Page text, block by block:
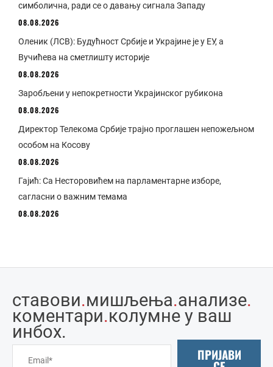
симболична, ради се о давању сигнала Западу
08.08.2026
Оленик (ЛСВ): Будућност Србије и Украјине је у ЕУ, а
Вучићева на сметлишту историје
08.08.2026
Заробљени у непокретности Украјинског рубикона
08.08.2026
Директор Телекома Србије трајно проглашен непожељном
особом на Косову
08.08.2026
Гајић: Са Несторовићем на парламентарне изборе,
сагласни о важним темама
08.08.2026
ставови.мишљења.анализе.
коментари.колумне у ваш
инбоx.
ПРИЈАВИ